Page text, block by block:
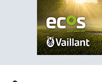
Kultura
Crna
kronika